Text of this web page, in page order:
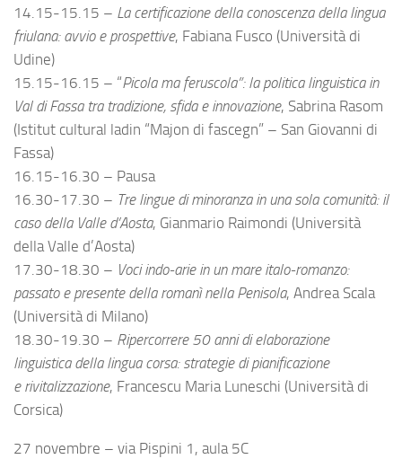
14.15-15.15 – La certificazione della conoscenza della lingua
friulana: avvio e prospettive, Fabiana Fusco (Università di
Udine)
15.15-16.15 – “Picola ma feruscola”: la politica linguistica in
Val di Fassa tra tradizione, sfida e innovazione, Sabrina Rasom
(Istitut cultural ladin “Majon di fascegn” – San Giovanni di
Fassa)
16.15-16.30 – Pausa
16.30-17.30 – Tre lingue di minoranza in una sola comunità: il
caso della Valle d’Aosta, Gianmario Raimondi (Università
della Valle d’Aosta)
17.30-18.30 – Voci indo-arie in un mare italo-romanzo:
passato e presente della romanì nella Penisola, Andrea Scala
(Università di Milano)
18.30-19.30 – Ripercorrere 50 anni di elaborazione
linguistica della lingua corsa: strategie di pianificazione
e rivitalizzazione, Francescu Maria Luneschi (Università di
Corsica)
27 novembre – via Pispini 1, aula 5C